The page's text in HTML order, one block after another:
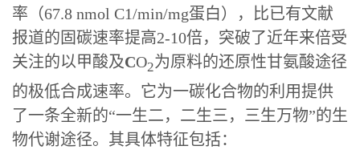
率（67.8 nmol C1/min/mg蛋白），
比已有文献
报道的固碳速率提高2-10倍，突破了近年来倍受
关注的以甲酸及CO2为原料的还原性甘氨酸途径
的极低合成速率。 它为一碳化合物的利用提供
了一条全新的“一生二，二生三，三生万物”的生
物代谢途径。其具体特征包括：